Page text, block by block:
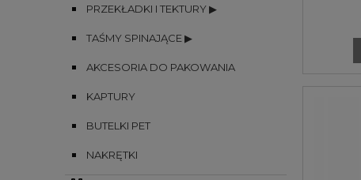
PRZEKŁADKI I TEKTURY ▶
TAŚMY SPINAJĄCE ▶
AKCESORIA DO PAKOWANIA
KAPTURY
BUTELKI PET
NAKRĘTKI